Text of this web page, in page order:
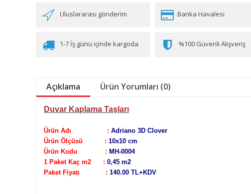
Uluslararası gönderim Banka Havalesi
1-7 İş günü içinde kargoda %100 Güvenli Alışveriş
Açıklama Ürün Yorumları (0)
Duvar Kaplama Taşları
Ürün Adı : Adriano 3D Clover
Ürün Ölçüsü : 10x10 cm
Ürün Kodu : MH-0004
1 Paket Kaç m2 : 0,45 m2
Paket Fiyatı : 140.00 TL+KDV